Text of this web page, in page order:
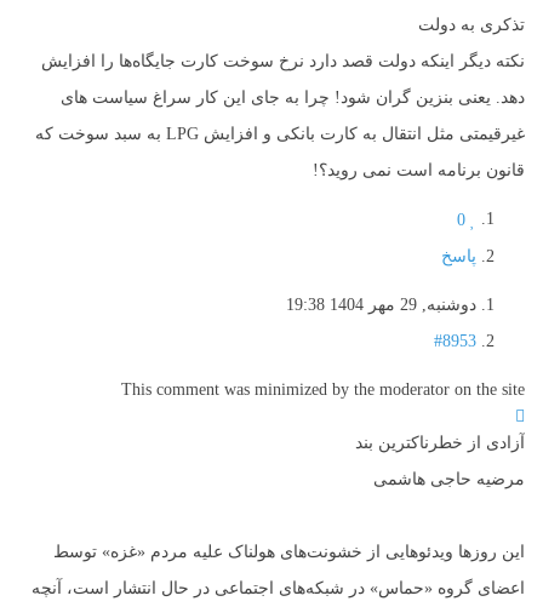
تذکری به دولت
نکته دیگر اینکه دولت قصد دارد نرخ سوخت کارت جایگاه‌ها را افزایش
دهد. یعنی بنزین گران شود! چرا به جای این کار سراغ سیاست های
غیرقیمتی مثل انتقال به کارت بانکی و افزایش LPG به سبد سوخت که
قانون برنامه است نمی روید؟!
0
پاسخ
دوشنبه, 29 مهر 1404 19:38
#8953
This comment was minimized by the moderator on the site
آزادی از خطرناکترین بند
مرضیه حاجی هاشمی
این روزها ویدئوهایی از خشونت‌های هولناک علیه مردم «غزه» توسط
اعضای گروه «حماس» در شبکه‌های اجتماعی در حال انتشار است، آنچه